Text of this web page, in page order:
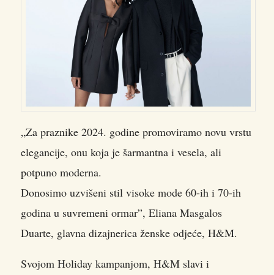
„Za praznike 2024. godine promoviramo novu vrstu
elegancije, onu koja je šarmantna i vesela, ali
potpuno moderna.
Donosimo uzvišeni stil visoke mode 60-ih i 70-ih
godina u suvremeni ormar”, Eliana Masgalos
Duarte, glavna dizajnerica ženske odjeće, H&M.
Svojom Holiday kampanjom, H&M slavi i